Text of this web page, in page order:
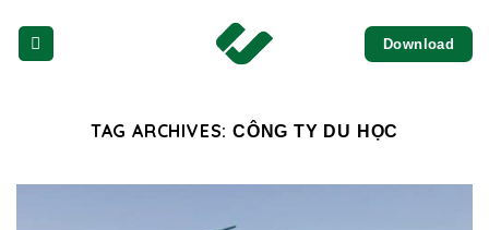
Download
TAG ARCHIVES: CÔNG TY DU HỌC